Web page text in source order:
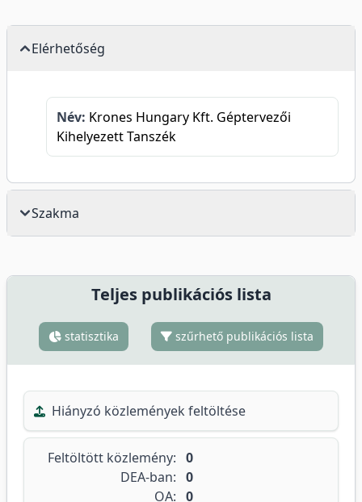
Elérhetőség
Név: Krones Hungary Kft. Géptervezői
Kihelyezett Tanszék
Szakma
Teljes publikációs lista
statisztika szűrhető publikációs lista
Hiányzó közlemények feltöltése
Feltöltött közlemény: 0
DEA-ban: 0
OA: 0